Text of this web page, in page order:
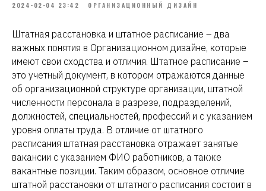
2024-02-04 23:42 ОРГАНИЗАЦИОННЫЙ ДИЗАЙН
Штатная расстановка и штатное расписание – два
важных понятия в Организационном дизайне, которые
имеют свои сходства и отличия. Штатное расписание –
это учетный документ, в котором отражаются данные
об организационной структуре организации, штатной
численности персонала в разрезе, подразделений,
должностей, специальностей, профессий и с указанием
уровня оплаты труда. В отличие от штатного
расписания штатная расстановка отражает занятые
вакансии с указанием ФИО работников, а также
вакантные позиции. Таким образом, основное отличие
штатной расстановки от штатного расписания состоит в